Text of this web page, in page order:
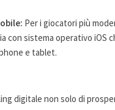
Per i giocatori più
con sistema operativo iOS
e tablet.
digitale non solo di